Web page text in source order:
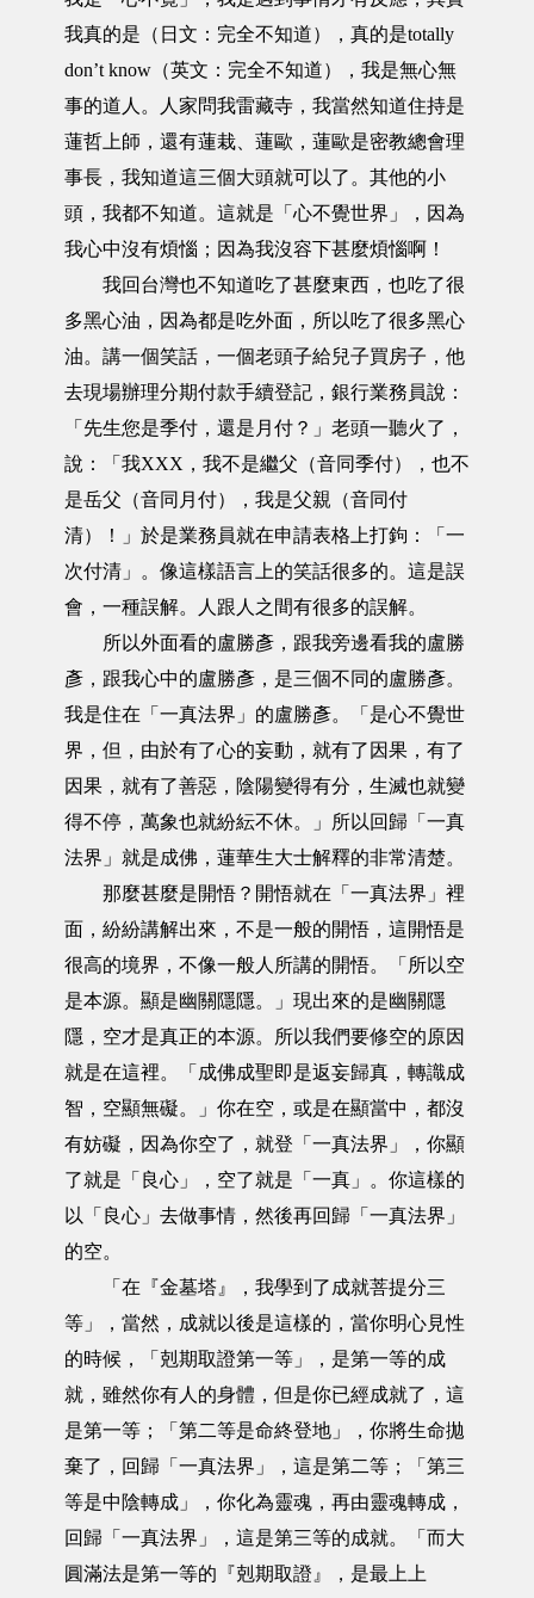
我真的是（日文：完全不知道），真的是totally
don’t know（英文：完全不知道），我是無心無
事的道人。人家問我雷藏寺，我當然知道住持是
蓮哲上師，還有蓮栽、蓮歐，蓮歐是密教總會理
事長，我知道這三個大頭就可以了。其他的小
頭，我都不知道。這就是「心不覺世界」，因為
我心中沒有煩惱；因為我沒容下甚麼煩惱啊！
我回台灣也不知道吃了甚麼東西，也吃了很
多黑心油，因為都是吃外面，所以吃了很多黑心
油。講一個笑話，一個老頭子給兒子買房子，他
去現場辦理分期付款手續登記，銀行業務員說：
「先生您是季付，還是月付？」老頭一聽火了，
說：「我XXX，我不是繼父（音同季付），也不
是岳父（音同月付），我是父親（音同付
清）！」於是業務員就在申請表格上打鉤：「一
次付清」。像這樣語言上的笑話很多的。這是誤
會，一種誤解。人跟人之間有很多的誤解。
所以外面看的盧勝彥，跟我旁邊看我的盧勝
彥，跟我心中的盧勝彥，是三個不同的盧勝彥。
我是住在「一真法界」的盧勝彥。「是心不覺世
界，但，由於有了心的妄動，就有了因果，有了
因果，就有了善惡，陰陽變得有分，生滅也就變
得不停，萬象也就紛紜不休。」所以回歸「一真
法界」就是成佛，蓮華生大士解釋的非常清楚。
那麼甚麼是開悟？開悟就在「一真法界」裡
面，紛紛講解出來，不是一般的開悟，這開悟是
很高的境界，不像一般人所講的開悟。「所以空
是本源。顯是幽關隱隱。」現出來的是幽關隱
隱，空才是真正的本源。所以我們要修空的原因
就是在這裡。「成佛成聖即是返妄歸真，轉識成
智，空顯無礙。」你在空，或是在顯當中，都沒
有妨礙，因為你空了，就登「一真法界」，你顯
了就是「良心」，空了就是「一真」。你這樣的
以「良心」去做事情，然後再回歸「一真法界」
的空。
「在『金墓塔』，我學到了成就菩提分三
等」，當然，成就以後是這樣的，當你明心見性
的時候，「剋期取證第一等」，是第一等的成
就，雖然你有人的身體，但是你已經成就了，這
是第一等；「第二等是命終登地」，你將生命拋
棄了，回歸「一真法界」，這是第二等；「第三
等是中陰轉成」，你化為靈魂，再由靈魂轉成，
回歸「一真法界」，這是第三等的成就。「而大
圓滿法是第一等的『剋期取證』，是最上上